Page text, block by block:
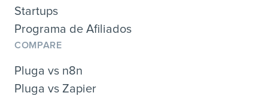
Startups
Programa de Afiliados
COMPARE
Pluga vs n8n
Pluga vs Zapier